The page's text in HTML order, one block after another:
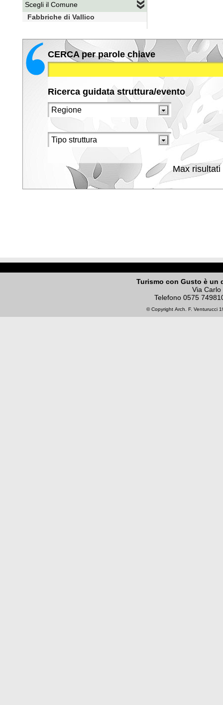
Scegli il Comune
Fabbriche di Vallico
CERCA per parole chiave
Ricerca guidata struttura/evento
Max risultati
Turismo con Gusto è un
Via
Telefono 0575
© Copyright Arch. F. Venturucci